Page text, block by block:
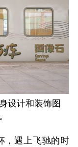
设计和装饰图
遇上飞驰的时